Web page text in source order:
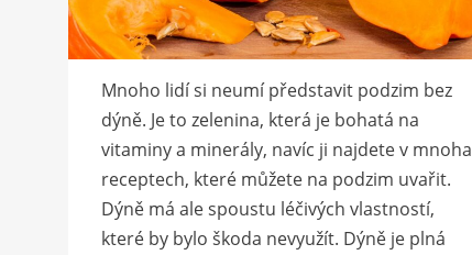
Mnoho lidí si neumí představit podzim bez
dýně. Je to zelenina, která je bohatá na
vitaminy a minerály, navíc ji najdete v mnoha
receptech, které můžete na podzim uvařit.
Dýně má ale spoustu léčivých vlastností,
které by bylo škoda nevyužít. Dýně je plná